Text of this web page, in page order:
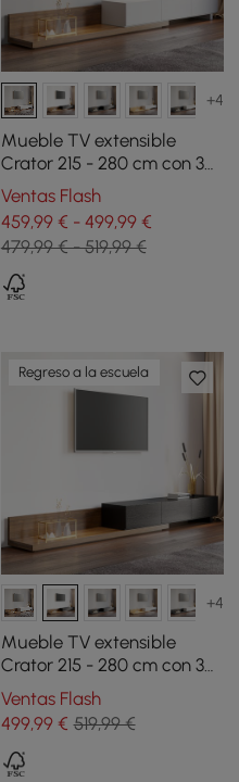
+4
Mueble TV extensible
Crator 215 - 280 cm con 3
cajones - nogal y blanco
Ventas Flash
459,99 € - 499,99 €
479,99 € - 519,99 €
Regreso a la escuela
+4
Mueble TV extensible
Crator 215 - 280 cm con 3
cajones - negro y nogal
Ventas Flash
499,99€ 519,99 €